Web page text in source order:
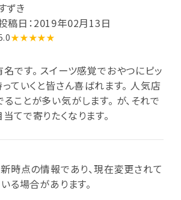
ずき
稿日：2019年02月13日
★★★★★
です。 スイーツ感覚でおやつにピッ
ていくと皆さん喜ばれます。 人気店
ことが多い気がします。 が、それで
てで寄りたくなります。
時点の情報であり、現在変更されて
いる場合があります。